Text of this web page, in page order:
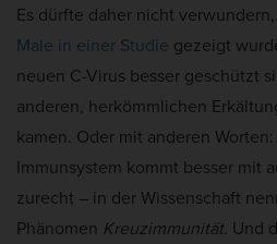
Es dürfte daher nicht verwundern,
Male in einer Studie gezeigt
neuen C-Virus besser geschützt
anderen, herkömmlichen
kamen. Oder mit anderen
Immunsystem kommt besser mit
zurecht – in der Wissenschaft
Phänomen Kreuzimmunität. Und